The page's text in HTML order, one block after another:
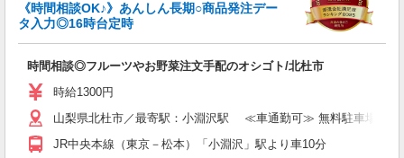
《時間相談OK♪》あんしん長期○商品発注デー
タ入力◎16時台定時
時間相談◎フルーツやお野菜注文手配のオシゴト/北杜市
時給1300円
山梨県北杜市／最寄駅：小淵沢駅 ≪車通勤可≫ 無料駐車場あり
JR中央本線（東京－松本）「小淵沢」駅より車10分